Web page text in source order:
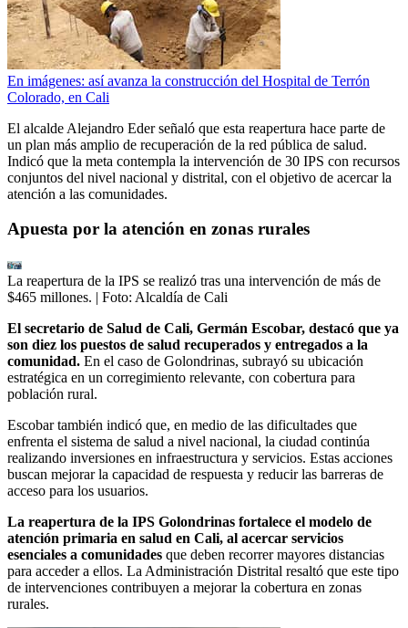
En imágenes: así avanza la construcción del Hospital de Terrón
Colorado, en Cali
El alcalde Alejandro Eder señaló que esta reapertura hace parte de
un plan más amplio de recuperación de la red pública de salud.
Indicó que la meta contempla la intervención de 30 IPS con recursos
conjuntos del nivel nacional y distrital, con el objetivo de acercar la
atención a las comunidades.
Apuesta por la atención en zonas rurales
La reapertura de la IPS se realizó tras una intervención de más de
$465 millones. | Foto: Alcaldía de Cali
El secretario de Salud de Cali, Germán Escobar, destacó que ya
son diez los puestos de salud recuperados y entregados a la
comunidad. En el caso de Golondrinas, subrayó su ubicación
estratégica en un corregimiento relevante, con cobertura para
población rural.
Escobar también indicó que, en medio de las dificultades que
enfrenta el sistema de salud a nivel nacional, la ciudad continúa
realizando inversiones en infraestructura y servicios. Estas acciones
buscan mejorar la capacidad de respuesta y reducir las barreras de
acceso para los usuarios.
La reapertura de la IPS Golondrinas fortalece el modelo de
atención primaria en salud en Cali, al acercar servicios
esenciales a comunidades que deben recorrer mayores distancias
para acceder a ellos. La Administración Distrital resaltó que este tipo
de intervenciones contribuyen a mejorar la cobertura en zonas
rurales.